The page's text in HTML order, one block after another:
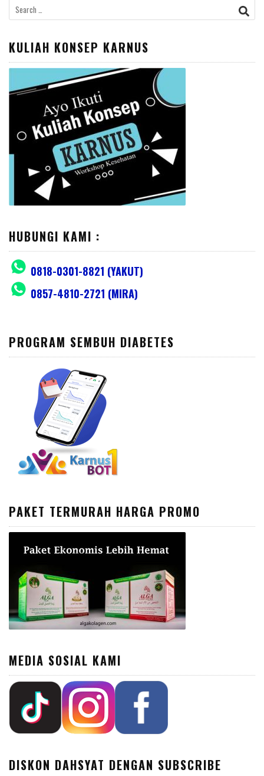
Search
for:
KULIAH KONSEP KARNUS
HUBUNGI KAMI :
0818-0301-8821 (YAKUT)
0857-4810-2721 (MIRA)
PROGRAM SEMBUH DIABETES
PAKET TERMURAH HARGA PROMO
MEDIA SOSIAL KAMI
DISKON DAHSYAT DENGAN SUBSCRIBE